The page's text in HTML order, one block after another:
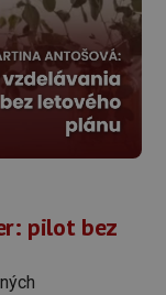
pilot bez